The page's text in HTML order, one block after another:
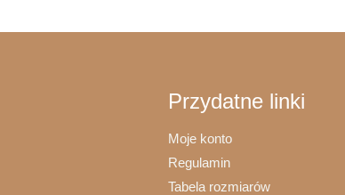
Przydatne linki
Moje konto
Regulamin
Tabela rozmiarów